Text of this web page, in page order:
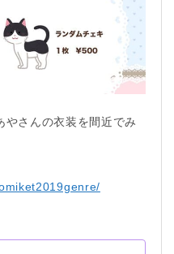
やさんの衣装を間近でみ